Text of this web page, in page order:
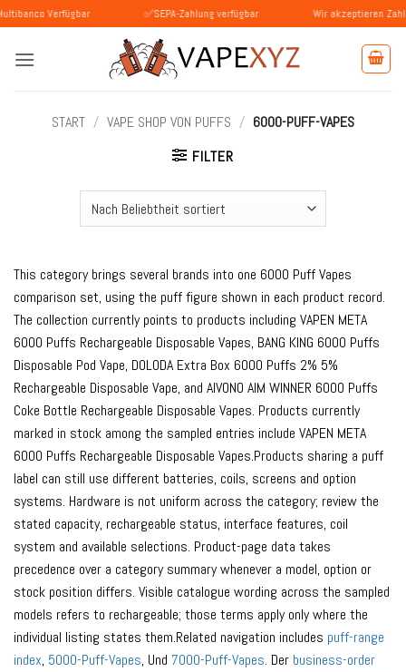
Zum
Inhalt
springen
✅SEPA-Zahlung verfügbar Wir akzeptieren Zahlungen
START / VAPE SHOP VON PUFFS / 6000-PUFF-VAPES
FILTER
This category brings several brands into one 6000 Puff Vapes
comparison set, using the puff figure shown in each product record.
The collection currently points to products including VAPEN META
6000 Puffs Rechargeable Disposable Vapes, BANG KING 6000 Puffs
Disposable Pod Vape, DOLODA Extra Box 6000 Puffs 2% 5%
Rechargeable Disposable Vape, and AIVONO AIM WINNER 6000 Puffs
Coke Bottle Rechargeable Disposable Vapes. Products currently
marked in stock among the sampled entries include VAPEN META
6000 Puffs Rechargeable Disposable Vapes.Products sharing a puff
label can still use different batteries, coils, screens and option
systems. Hardware is not uniform across the category; review the
stated capacity, rechargeable status, interface features, coil
system and available selections. Product-page data takes
precedence over a category summary whenever a model, option or
stock position differs. Visible catalogue wording across the sampled
models refers to rechargeable; those terms apply only where the
individual listing states them.Related navigation includes puff-range
index, 5000-Puff-Vapes, Und 7000-Puff-Vapes. Der business-order